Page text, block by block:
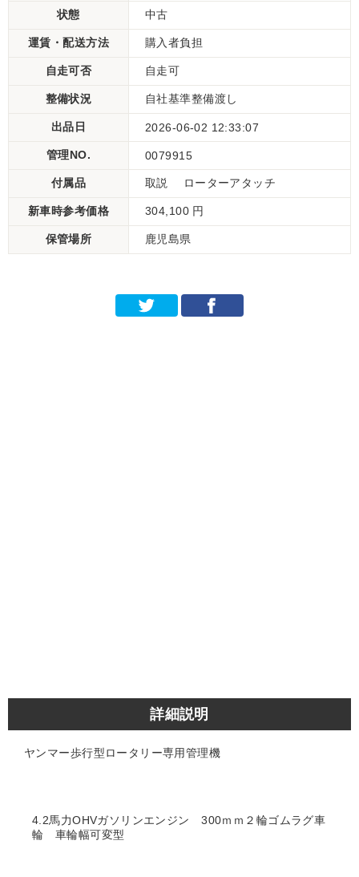
状態 中古
運賃・配送方法 購入者負担
自走可否 自走可
整備状況 自社基準整備渡し
出品日 2026-06-02 12:33:07
管理NO. 0079915
付属品 取説 ローターアタッチ
新車時参考価格 304,100 円
保管場所 鹿児島県
詳細説明
ヤンマー歩行型ロータリー専用管理機
4.2馬力OHVガソリンエンジン 300ｍｍ２輪ゴムラグ車
輪 車輪幅可変型